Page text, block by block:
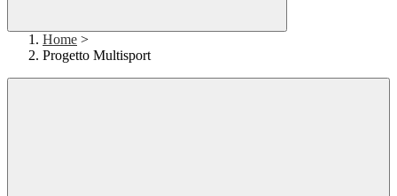
Home >
Progetto Multisport